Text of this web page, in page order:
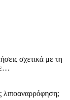
σχετικά με τη
…